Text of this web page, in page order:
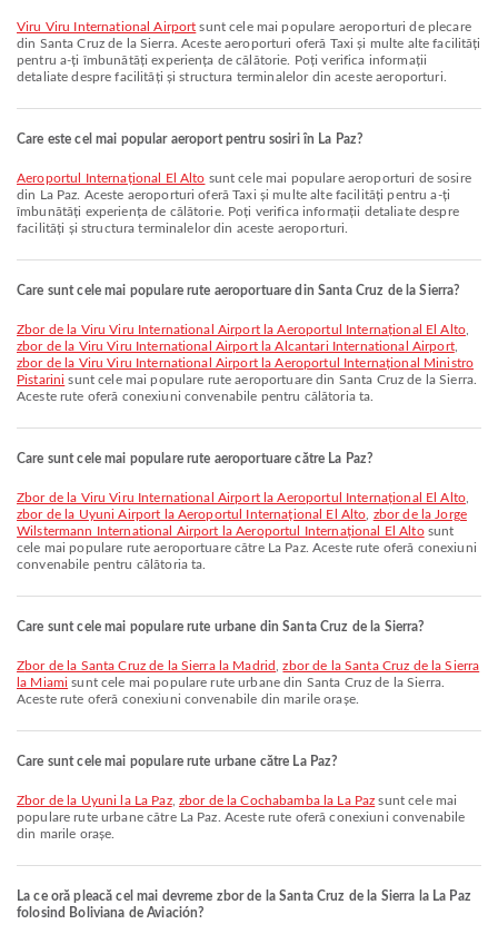
Viru Viru International Airport sunt cele mai populare aeroporturi de plecare
din Santa Cruz de la Sierra. Aceste aeroporturi oferă Taxi și multe alte facilități
pentru a-ți îmbunătăți experiența de călătorie. Poți verifica informații
detaliate despre facilități și structura terminalelor din aceste aeroporturi.
Care este cel mai popular aeroport pentru sosiri în La Paz?
Aeroportul Internațional El Alto sunt cele mai populare aeroporturi de sosire
din La Paz. Aceste aeroporturi oferă Taxi și multe alte facilități pentru a-ți
îmbunătăți experiența de călătorie. Poți verifica informații detaliate despre
facilități și structura terminalelor din aceste aeroporturi.
Care sunt cele mai populare rute aeroportuare din Santa Cruz de la Sierra?
zbor de la Viru Viru International Airport la Aeroportul Internațional El Alto,
zbor de la Viru Viru International Airport la Alcantari International Airport,
zbor de la Viru Viru International Airport la Aeroportul Internațional Ministro
Pistarini sunt cele mai populare rute aeroportuare din Santa Cruz de la Sierra.
Aceste rute oferă conexiuni convenabile pentru călătoria ta.
Care sunt cele mai populare rute aeroportuare către La Paz?
zbor de la Viru Viru International Airport la Aeroportul Internațional El Alto,
zbor de la Uyuni Airport la Aeroportul Internațional El Alto zbor de la Jorge
Wilstermann International Airport la Aeroportul Internațional El Altosunt
cele mai populare rute aeroportuare către La Paz. Aceste rute oferă conexiuni
convenabile pentru călătoria ta.
Care sunt cele mai populare rute urbane din Santa Cruz de la Sierra?
zbor de la Santa Cruz de la Sierra la Madrid ,zbor de la Santa Cruz de la Sierra
la Miami sunt cele mai populare rute urbane din Santa Cruz de la Sierra.
Aceste rute oferă conexiuni convenabile din marile orașe.
Care sunt cele mai populare rute urbane către La Paz?
zbor de la Uyuni la La Paz, zbor de la Cochabamba la La Paz sunt cele mai
populare rute urbane către La Paz. Aceste rute oferă conexiuni convenabile
din marile orașe.
La ce oră pleacă cel mai devreme zbor de la Santa Cruz de la Sierra la La Paz
folosind Boliviana de Aviación?